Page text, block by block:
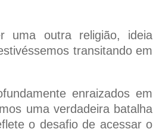
uma outra religião, ideia
transitando em
enraizados em
uma verdadeira batalha
o desafio de acessar o